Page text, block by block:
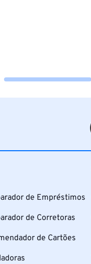
de Empréstimos
de Corretoras
de Cartões